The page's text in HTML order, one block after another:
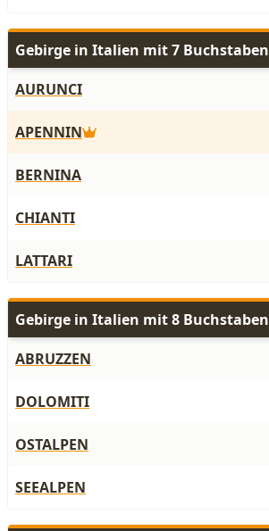
Gebirge in Italien mit 7 Buchstaben
AURUNCI
APENNIN
BERNINA
CHIANTI
LATTARI
Gebirge in Italien mit 8 Buchstaben
ABRUZZEN
DOLOMITI
OSTALPEN
SEEALPEN